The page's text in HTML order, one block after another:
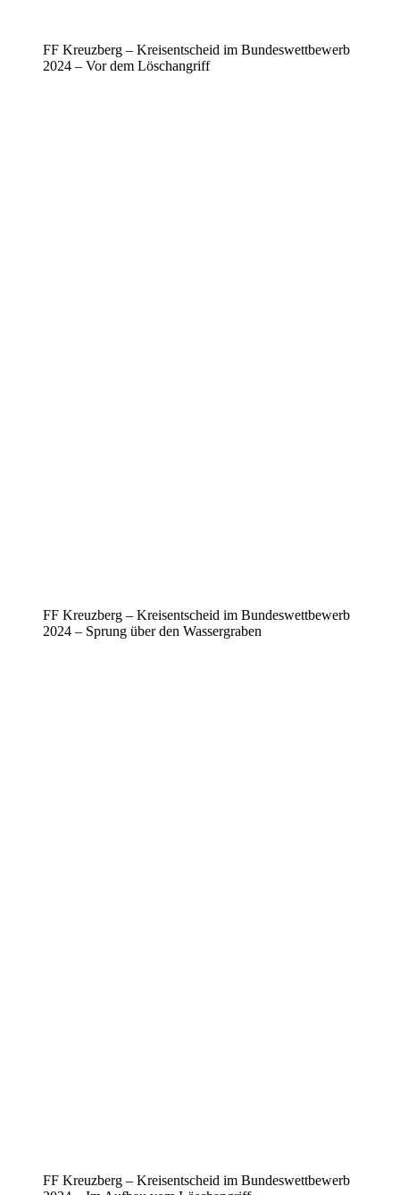
FF Kreuzberg – Kreisentscheid im Bundeswettbewerb
2024 – Vor dem Löschangriff
FF Kreuzberg – Kreisentscheid im Bundeswettbewerb
2024 – Sprung über den Wassergraben
FF Kreuzberg – Kreisentscheid im Bundeswettbewerb